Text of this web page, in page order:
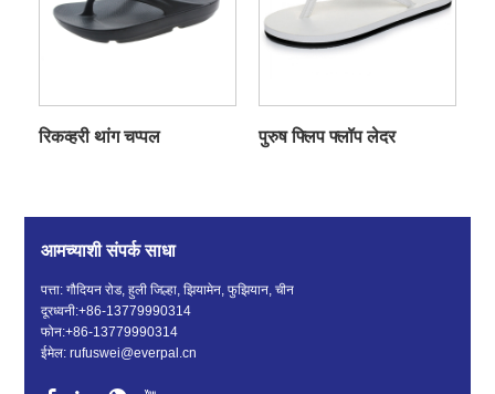
रिकव्हरी थांग चप्पल पुरुष फ्लिप फ्लॉप लेदर
आमच्याशी संपर्क साधा
पत्ता: गौदियन रोड, हुली जिल्हा, झियामेन, फुझियान, चीन
दूरध्वनी:+86-13779990314
फोन:+86-13779990314
ईमेल:rufuswei@everpal.cn